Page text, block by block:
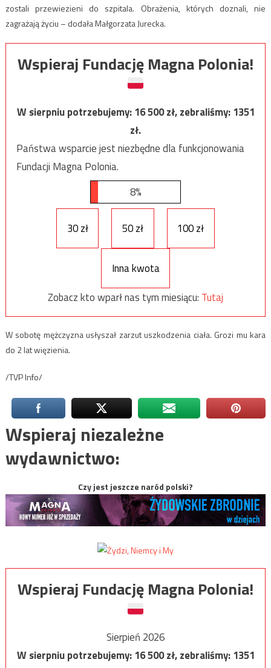
zostali przewiezieni do szpitala. Obrażenia, których doznali, nie
zagrażają życiu – dodała Małgorzata Jurecka.
Wspieraj Fundację Magna Polonia!
W sierpniu potrzebujemy:16 500zł, zebraliśmy:1351
zł.
Państwa wsparcie jest niezbędne dla funkcjonowania
Fundacji Magna Polonia.
8%
30 zł 50 zł 100 zł
Inna kwota
Zobacz kto wparł nas tym miesiącu: Tutaj
W sobotę mężczyzna usłyszał zarzut uszkodzenia ciała. Grozi mu kara
do 2 lat więzienia.
/TVP Info/
Wspieraj niezależne
wydawnictwo:
Czy jest jeszcze naród polski?
Wspieraj Fundację Magna Polonia!
Sierpień 2026
W sierpniu potrzebujemy:16 500zł, zebraliśmy:1351